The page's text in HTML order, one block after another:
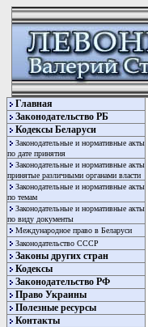
Главная
Законодательство РБ
Кодексы Беларуси
Законодательные и нормативные акты
по дате принятия
Законодательные и нормативные акты
принятые различными органами власти
Законодательные и нормативные акты
по темам
Законодательные и нормативные акты
по виду документы
Международное право в Беларуси
Законодательство СССР
Законы других стран
Кодексы
Законодательство РФ
Право Украины
Полезные ресурсы
Контакты